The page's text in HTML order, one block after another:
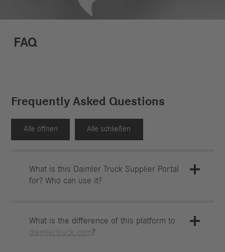
FAQ
Frequently Asked Questions
Alle öffnen Alle schließen
What is this Daimler Truck Supplier Portal
for? Who can use it?
What is the difference of this platform to
daimlertruck.com?